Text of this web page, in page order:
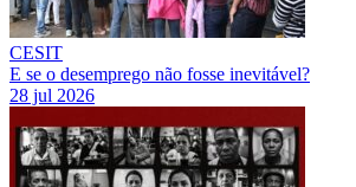
CESIT
E se o desemprego não fosse inevitável?
28 jul 2026